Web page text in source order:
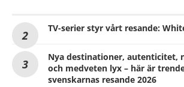
TV-serier styr vårt resande:
Nya destinationer, autenticitet,
och medveten lyx – här är
svenskarnas resande 2026